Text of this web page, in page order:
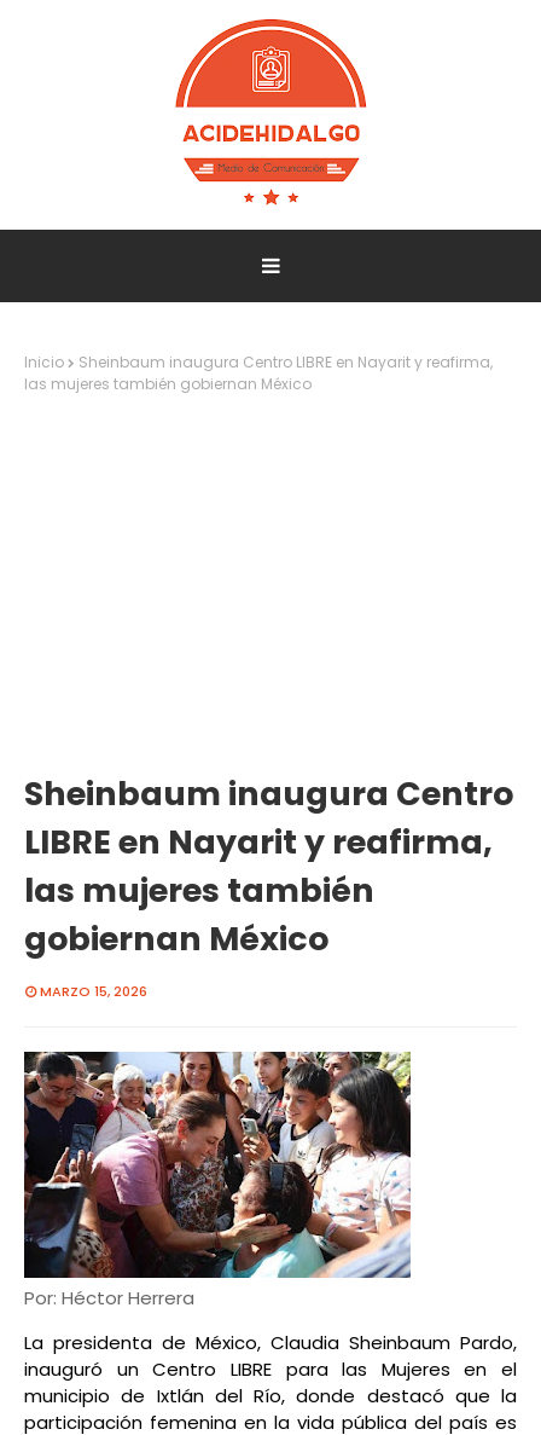
Inicio
Sheinbaum inaugura Centro LIBRE en Nayarit y reafirma,
las mujeres también gobiernan México
Sheinbaum inaugura Centro
LIBRE en Nayarit y reafirma,
las mujeres también
gobiernan México
MARZO 15, 2026
Por: Héctor Herrera
La presidenta de México, Claudia Sheinbaum Pardo,
inauguró un Centro LIBRE para las Mujeres en el
municipio de Ixtlán del Río, donde destacó que la
participación femenina en la vida pública del país es